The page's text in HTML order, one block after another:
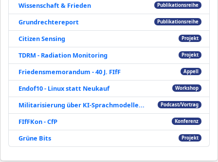
Wissenschaft & Frieden Publikationsreihe
Grundrechtereport Publikationsreihe
Citizen Sensing Projekt
TDRM - Radiation Monitoring Projekt
Friedensmemorandum - 40 J. FIfF Appell
Endof10 - Linux statt Neukauf Workshop
Militarisierung über KI-Sprachmodelle... Podcast/Vortrag
FIfFKon - CfP Konferenz
Grüne Bits Projekt